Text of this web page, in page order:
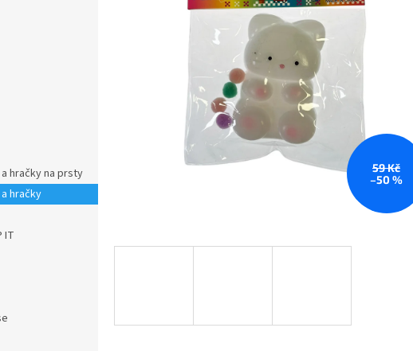
hračky na prsty
hračky
IT
59 Kč
–50 %